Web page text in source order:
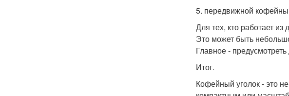
5. передвижной
Для тех, кто работает
Это может быть
Главное -
Итог.
Кофейный уголок - это